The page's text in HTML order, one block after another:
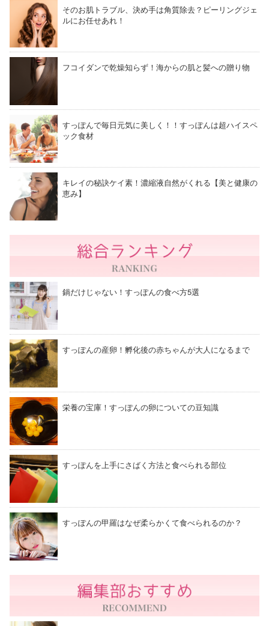
そのお肌トラブル、決め手は角質除去？ピーリングジェ
ルにお任せあれ！
フコイダンで乾燥知らず！海からの肌と髪への贈り物
すっぽんで毎日元気に美しく！！すっぽんは超ハイスペ
ック食材
キレイの秘訣ケイ素！濃縮液自然がくれる【美と健康の
恵み】
鍋だけじゃない！すっぽんの食べ方5選
すっぽんの産卵！孵化後の赤ちゃんが大人になるまで
栄養の宝庫！すっぽんの卵についての豆知識
すっぽんを上手にさばく方法と食べられる部位
すっぽんの甲羅はなぜ柔らかくて食べられるのか？